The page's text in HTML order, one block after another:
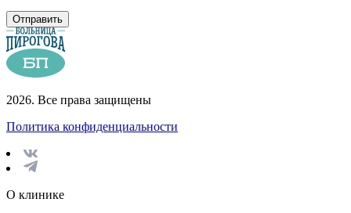
Отправить
2026. Все права защищены
Политика конфиденциальности
О клинике